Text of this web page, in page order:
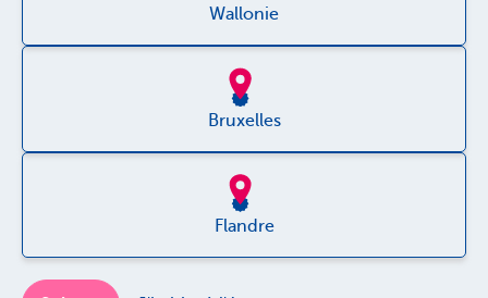
Wallonie
Bruxelles
Flandre
Cookies